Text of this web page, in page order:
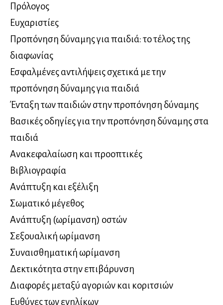
Πρόλογος
Ευχαριστίες
Προπόνηση δύναμης για παιδιά: το τέλος της
διαφωνίας
Εσφαλμένες αντιλήψεις σχετικά με την
προπόνηση δύναμης για παιδιά
Ένταξη των παιδιών στην προπόνηση δύναμης
Βασικές οδηγίες για την προπόνηση δύναμης στα
παιδιά
Ανακεφαλαίωση και προοπτικές
Βιβλιογραφία
Ανάπτυξη και εξέλιξη
Σωματικό μέγεθος
Ανάπτυξη (ωρίμανση) οστών
Σεξουαλική ωρίμανση
Συναισθηματική ωρίμανση
Δεκτικότητα στην επιβάρυνση
Διαφορές μεταξύ αγοριών και κοριτσιών
Ευθύνες των ενηλίκων